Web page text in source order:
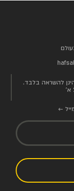
להשראה בלבד.
←